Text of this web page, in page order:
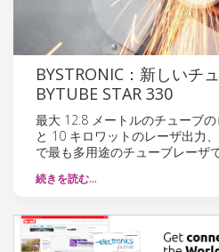
BYSTRONIC：新しいチ
BYTUBE STAR 330
最大 12.8 メートルのチューブ
と 10 キロワットのレーザ出力
で最も多用途のチューブレーザで
続きを読む…